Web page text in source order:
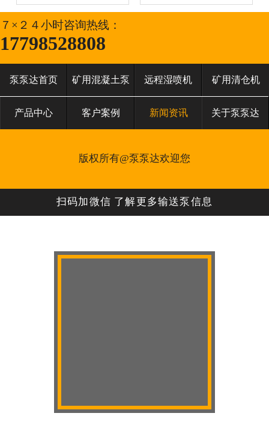
７×２４小时咨询热线：
17798528808
泵泵达首页 矿用混凝土泵 远程湿喷机 矿用清仓机
产品中心 客户案例 新闻资讯 关于泵泵达
版权所有@泵泵达欢迎您
扫码加微信 了解更多输送泵信息